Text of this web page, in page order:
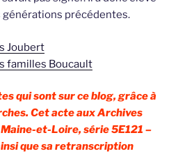
précédentes.
Joubert
familles Boucault
qui sont sur ce blog, grâce à
Cet acte aux Archives
et-Loire, série 5E121 –
que sa retranscription